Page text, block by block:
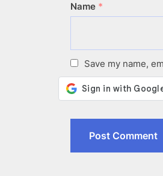
Name *
Save my name,